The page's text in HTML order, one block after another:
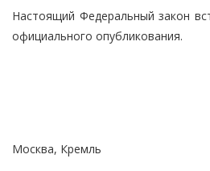
Настоящий Федеральный закон
официального опубликования.
Москва, Кремль